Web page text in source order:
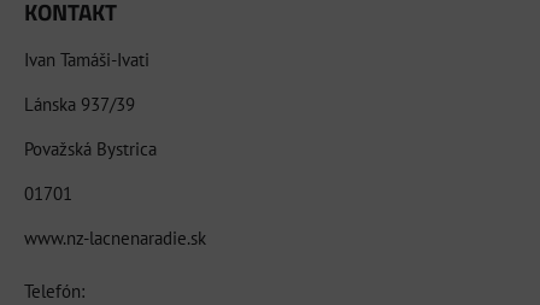
KONTAKT
Ivan Tamáši-Ivati
Lánska 937/39
Považská Bystrica
01701
www.nz-lacnenaradie.sk
Telefón: